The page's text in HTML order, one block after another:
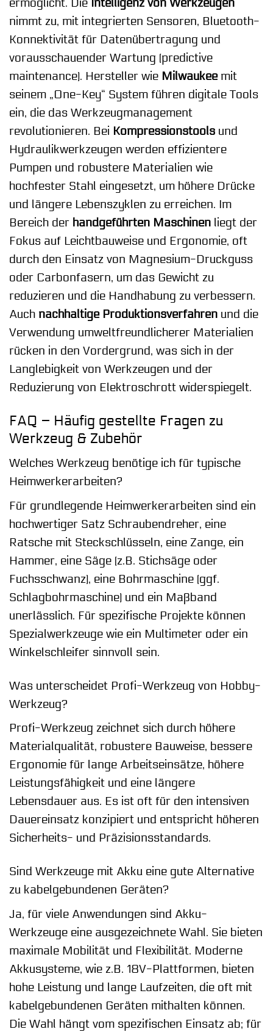
ermöglicht. Die Intelligenz von Werkzeugen
nimmt zu, mit integrierten Sensoren, Bluetooth-
Konnektivität für Datenübertragung und
vorausschauender Wartung (predictive
maintenance). Hersteller wie Milwaukeemit
seinem „One-Key“ System führen digitale Tools
ein, die das Werkzeugmanagement
revolutionieren. Bei Kompressionstools und
Hydraulikwerkzeugen werden effizientere
Pumpen und robustere Materialien wie
hochfester Stahl eingesetzt, um höhere Drücke
und längere Lebenszyklen zu erreichen. Im
Bereich der handgeführten Maschinen liegt der
Fokus auf Leichtbauweise und Ergonomie, oft
durch den Einsatz von Magnesium-Druckguss
oder Carbonfasern, um das Gewicht zu
reduzieren und die Handhabung zu verbessern.
Auch nachhaltige Produktionsverfahren und die
Verwendung umweltfreundlicherer Materialien
rücken in den Vordergrund, was sich in der
Langlebigkeit von Werkzeugen und der
Reduzierung von Elektroschrott widerspiegelt.
FAQ – Häufig gestellte Fragen zu
Werkzeug & Zubehör
Welches Werkzeug benötige ich für typische
Heimwerkerarbeiten?
Für grundlegende Heimwerkerarbeiten sind ein
hochwertiger Satz Schraubendreher, eine
Ratsche mit Steckschlüsseln, eine Zange, ein
Hammer, eine Säge (z.B. Stichsäge oder
Fuchsschwanz), eine Bohrmaschine (ggf.
Schlagbohrmaschine) und ein Maßband
unerlässlich. Für spezifische Projekte können
Spezialwerkzeuge wie ein Multimeter oder ein
Winkelschleifer sinnvoll sein.
Was unterscheidet Profi-Werkzeug von Hobby-
Werkzeug?
Profi-Werkzeug zeichnet sich durch höhere
Materialqualität, robustere Bauweise, bessere
Ergonomie für lange Arbeitseinsätze, höhere
Leistungsfähigkeit und eine längere
Lebensdauer aus. Es ist oft für den intensiven
Dauereinsatz konzipiert und entspricht höheren
Sicherheits- und Präzisionsstandards.
Sind Werkzeuge mit Akku eine gute Alternative
zu kabelgebundenen Geräten?
Ja, für viele Anwendungen sind Akku-
Werkzeuge eine ausgezeichnete Wahl. Sie bieten
maximale Mobilität und Flexibilität. Moderne
Akkusysteme, wie z.B. 18V-Plattformen, bieten
hohe Leistung und lange Laufzeiten, die oft mit
kabelgebundenen Geräten mithalten können.
Die Wahl hängt vom spezifischen Einsatz ab; für